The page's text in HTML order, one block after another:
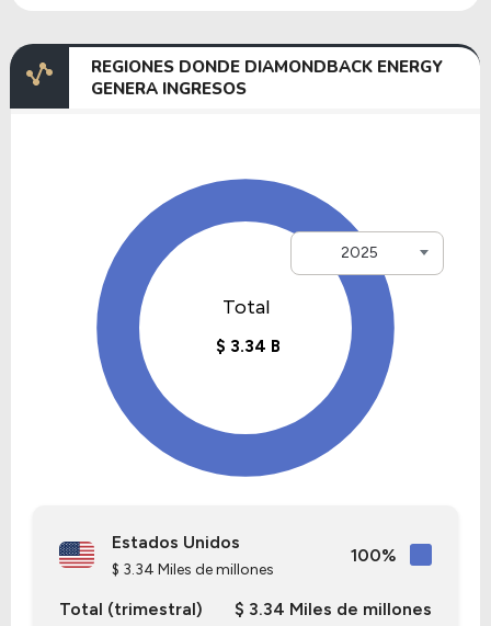
REGIONES DONDE DIAMONDBACK ENERGY
GENERA INGRESOS
2025
Estados Unidos
$ 3.34 Miles de millones
100%
Total (trimestral) $ 3.34 Miles de millones